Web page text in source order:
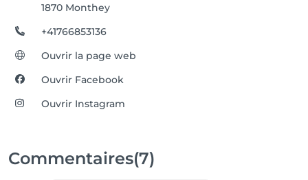
1870 Monthey
+41766853136
Ouvrir la page web
Ouvrir Facebook
Ouvrir Instagram
Commentaires(7)